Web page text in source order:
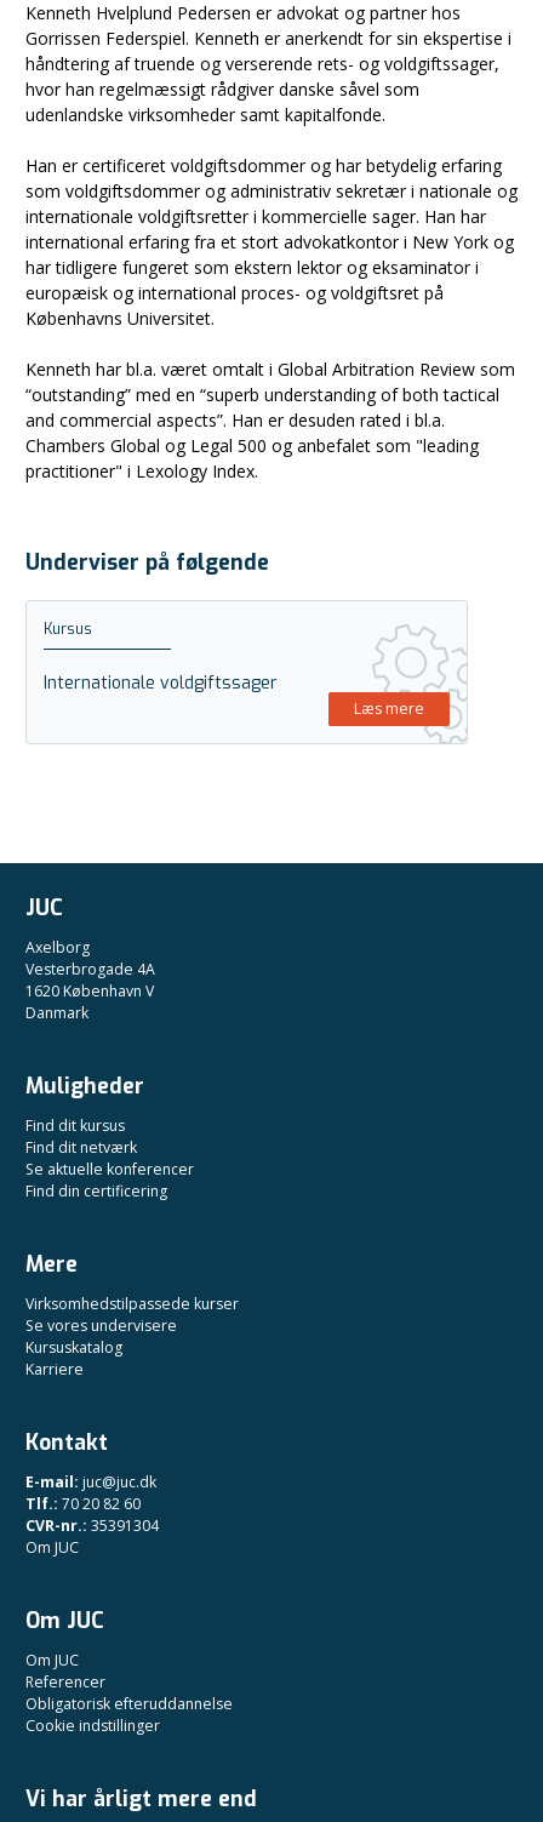
Kenneth Hvelplund Pedersen er advokat og partner hos
Gorrissen Federspiel. Kenneth er anerkendt for sin ekspertise i
håndtering af truende og verserende rets- og voldgiftssager,
hvor han regelmæssigt rådgiver danske såvel som
udenlandske virksomheder samt kapitalfonde.
Han er certificeret voldgiftsdommer og har betydelig erfaring
som voldgiftsdommer og administrativ sekretær i nationale og
internationale voldgiftsretter i kommercielle sager. Han har
international erfaring fra et stort advokatkontor i New York og
har tidligere fungeret som ekstern lektor og eksaminator i
europæisk og international proces- og voldgiftsret på
Københavns Universitet.
Kenneth har bl.a. været omtalt i Global Arbitration Review som
“outstanding” med en “superb understanding of both tactical
and commercial aspects”. Han er desuden rated i bl.a.
Chambers Global og Legal 500 og anbefalet som "leading
practitioner" i Lexology Index.
Underviser på følgende
Kursus
Internationale voldgiftssager
Læs mere
JUC
Axelborg
Vesterbrogade 4A
1620 København V
Danmark
Muligheder
Find dit kursus
Find dit netværk
Se aktuelle konferencer
Find din certificering
Mere
Virksomhedstilpassede kurser
Se vores undervisere
Kursuskatalog
Karriere
Kontakt
E-mail: juc@juc.dk
Tlf.: 70 20 82 60
CVR-nr.: 35391304
Om JUC
Om JUC
Om JUC
Referencer
Obligatorisk efteruddannelse
Cookie indstillinger
Vi har årligt mere end